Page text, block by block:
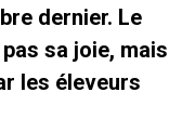
dernier. Le
sa joie, mais
les éleveurs